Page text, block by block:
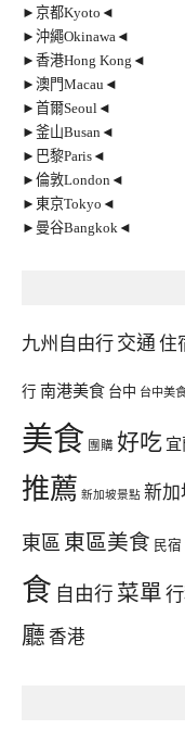
►京都Kyoto◄
►沖繩Okinawa◄
►香港Hong Kong◄
►澳門Macau◄
►首爾Seoul◄
►釜山Busan◄
►巴黎Paris◄
►倫敦London◄
►東京Tokyo◄
►曼谷Bangkok◄
九州自由行 交通 住
行 南港美食 台中 台中美
美食 團購 好吃 宜
推薦 新加坡景點 新加
東區 東區美食 民宿
食 自由行 菜單
廳 香港